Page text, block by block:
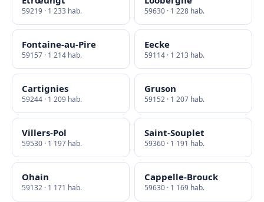
59219 · 1 233 hab. 59630 · 1 228 hab.
Fontaine-au-Pire
59157 · 1 214 hab.
Eecke
59114 · 1 213 hab.
Cartignies
59244 · 1 209 hab.
Gruson
59152 · 1 207 hab.
Villers-Pol
59530 · 1 197 hab.
Saint-Souplet
59360 · 1 191 hab.
Ohain
59132 · 1 171 hab.
Cappelle-Brouck
59630 · 1 169 hab.